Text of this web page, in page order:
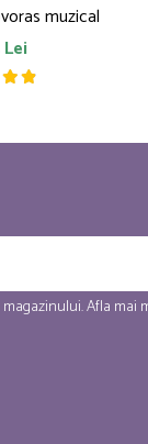
muzical
Lei
Afla mai